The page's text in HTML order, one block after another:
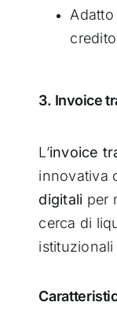
3. Invoice
L’invoice
innovativa
digitali per
cerca di